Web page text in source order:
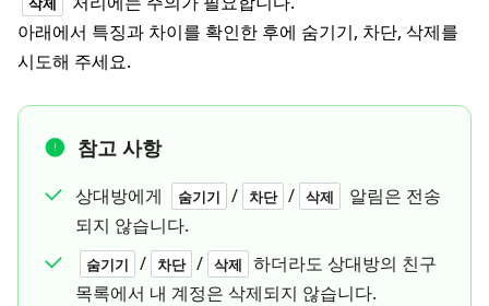
아래에서 특징과 차이를 확인한 후에 숨기기, 차단, 삭제를
시도해 주세요.
참고 사항
상대방에게 숨기기 / 차단 / 삭제
알림은 전송
되지 않습니다.
숨기기 / 차단 / 삭제
하더라도 상대방의 친구
목록에서 내 계정은 삭제되지 않습니다.